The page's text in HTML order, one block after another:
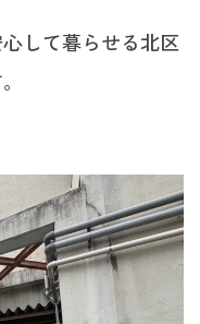
して暮らせる北区